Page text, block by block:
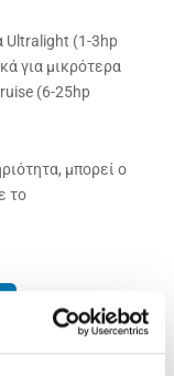
Ultralight (1-3hp
για μικρότερα
(6-25hp
μπορεί ο
το